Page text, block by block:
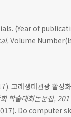
(Year of
Volume
고래생태관광 활성
학술대회논문집,
Do computer